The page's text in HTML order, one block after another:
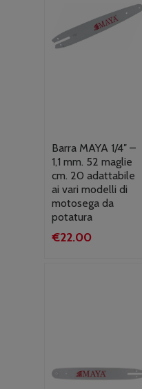
Barra MAYA 1/4″ –
1,1 mm. 52 maglie
cm. 20 adattabile
ai vari modelli di
motosega da
potatura
€22.00